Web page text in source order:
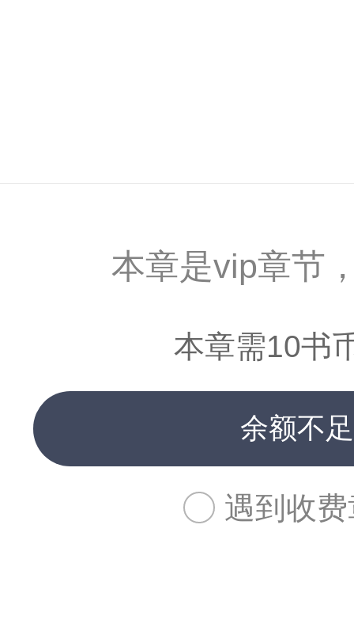
本章是vip章节
本章需10书
余额不
遇到收